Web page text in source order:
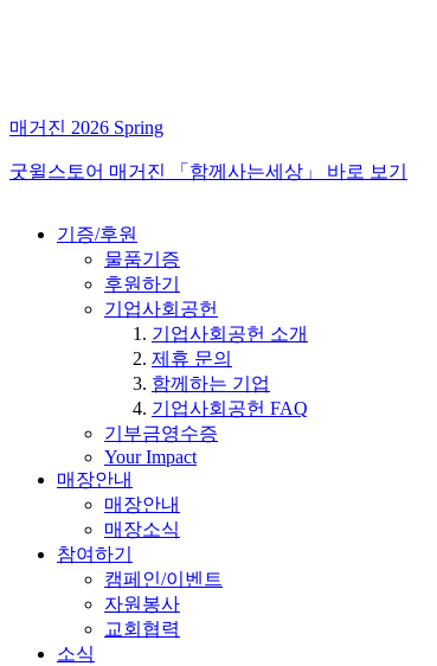
매거진 2026 Spring
굿윌스토어 매거진 「함께사는세상」 바로 보기
기증/후원
물품기증
후원하기
기업사회공헌
기업사회공헌 소개
제휴 문의
함께하는 기업
기업사회공헌 FAQ
기부금영수증
Your Impact
매장안내
매장안내
매장소식
참여하기
캠페인/이벤트
자원봉사
교회협력
소식